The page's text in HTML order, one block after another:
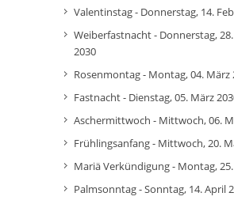
Valentinstag - Donnerstag, 14.
Weiberfastnacht - Donnerstag,
2030
Rosenmontag - Montag, 04. März
Fastnacht - Dienstag, 05. März
Aschermittwoch - Mittwoch, 06.
Frühlingsanfang - Mittwoch, 20.
Mariä Verkündigung - Montag,
Palmsonntag - Sonntag, 14. April